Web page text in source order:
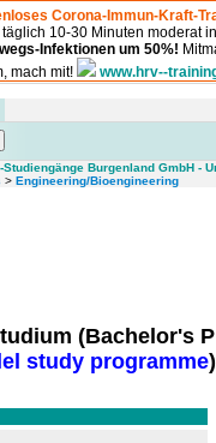
Corona-Immun-Kraft-
10-30 Minuten moderat
Infektionen um 50%!
mach mit!
www.hrv--
Burgenland GmbH -
> Engineering/Bioengineering
(Bachelor's
study programme)